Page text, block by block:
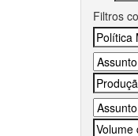
Filtros